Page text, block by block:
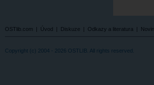
OSTlib.com Úvod Diskuze Odkazy a literatura
Copyright (c) 2004 - 2026 OSTLIB. All rights reserved.